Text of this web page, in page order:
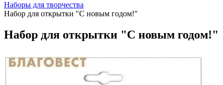
Наборы для творчества
Набор для открытки "С новым годом!"
Набор для открытки "С новым годом!"